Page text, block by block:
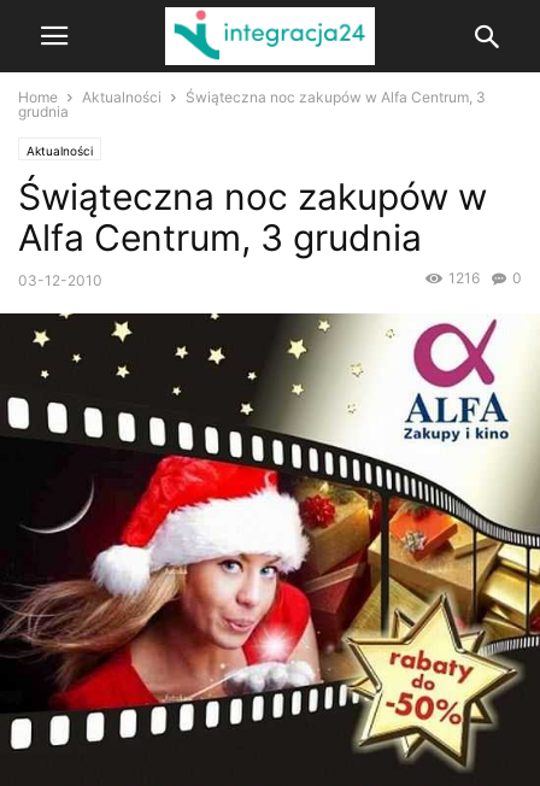
Home Aktualności
Świąteczna noc zakupów w Alfa Centrum, 3
grudnia
Aktualności
Świąteczna noc zakupów w
Alfa Centrum, 3 grudnia
03-12-2010 0
1216